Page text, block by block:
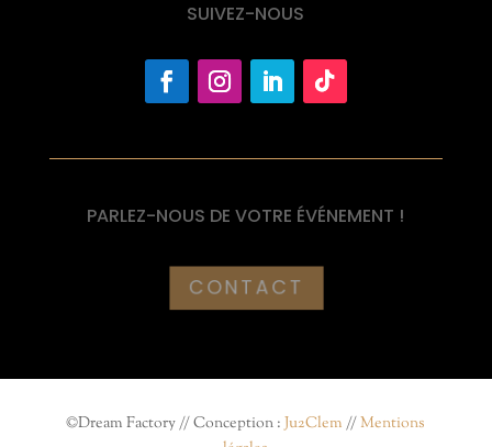
SUIVEZ-NOUS
PARLEZ-NOUS DE VOTRE ÉVÉNEMENT !
CONTACT
©Dream Factory // Conception :Ju2Clem //Mentions